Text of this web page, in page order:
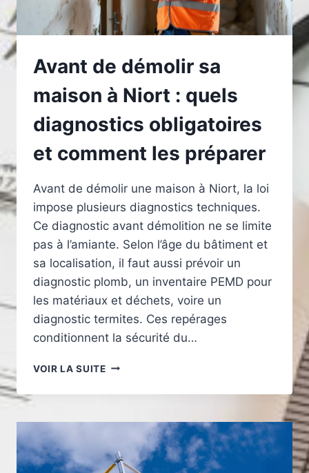
Avant de démolir sa
maison à Niort : quels
diagnostics obligatoires
et comment les préparer
Avant de démolir une maison à Niort, la loi
impose plusieurs diagnostics techniques.
Ce diagnostic avant démolition ne se limite
pas à l’amiante. Selon l’âge du bâtiment et
sa localisation, il faut aussi prévoir un
diagnostic plomb, un inventaire PEMD pour
les matériaux et déchets, voire un
diagnostic termites. Ces repérages
conditionnent la sécurité du…
VOIR LA SUITEAVANT
DÉMOLIR
MAISON
NIORT
: